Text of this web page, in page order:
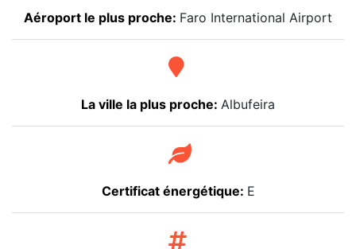
Aéroport le plus proche: Faro International Airport
La ville la plus proche: Albufeira
Certificat énergétique: E